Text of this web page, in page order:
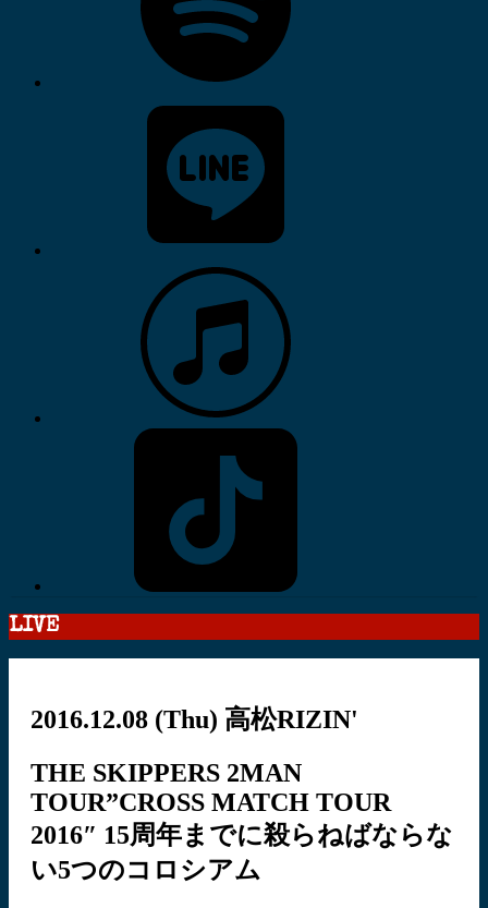
LIVE
2016.12.08 (Thu) 高松RIZIN'
THE SKIPPERS 2MAN
TOUR”CROSS MATCH TOUR
2016″ 15周年までに殺らねばならな
い5つのコロシアム